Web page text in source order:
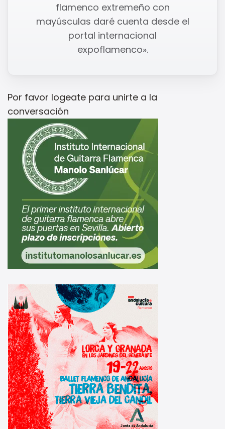
flamenco extremeño con
mayúsculas daré cuenta desde el
portal internacional
expoflamenco».
Por favor logeate para unirte a la
conversación